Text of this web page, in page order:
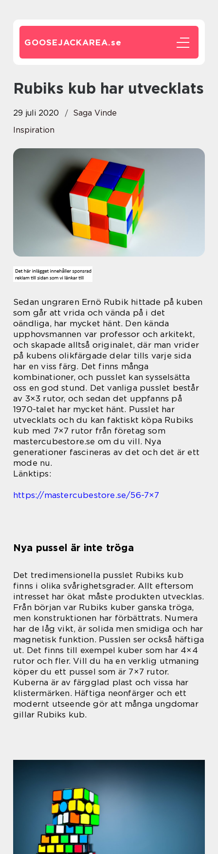
GOOSEJACKAREA.se
Rubiks kub har utvecklats
29 juli 2020
Saga Vinde
Inspiration
Sedan ungraren Ernö Rubik hittade på kuben
som går att vrida och vända på i det
oändliga, har mycket hänt. Den kända
upphovsmannen var professor och arkitekt,
och skapade alltså originalet, där man vrider
på kubens olikfärgade delar tills varje sida
har en viss färg. Det finns många
kombinationer, och pusslet kan sysselsätta
oss en god stund. Det vanliga pusslet består
av 3×3 rutor, och sedan det uppfanns på
1970-talet har mycket hänt. Pusslet har
utvecklats och du kan faktiskt köpa Rubiks
kub med 7×7 rutor från företag som
mastercubestore.se om du vill. Nya
generationer fascineras av det och det är ett
mode nu.
Länktips:
https://mastercubestore.se/56-7×7
Nya pussel är inte tröga
Det tredimensionella pusslet Rubiks kub
finns i olika svårighetsgrader. Allt eftersom
intresset har ökat måste produkten utvecklas.
Från början var Rubiks kuber ganska tröga,
men konstruktionen har förbättrats. Numera
har de låg vikt, är solida men smidiga och har
magnetisk funktion. Pusslen ser också häftiga
ut. Det finns till exempel kuber som har 4×4
rutor och fler. Vill du ha en verklig utmaning
köper du ett pussel som är 7×7 rutor.
Kuberna är av färgglad plast och vissa har
klistermärken. Häftiga neonfärger och ett
modernt utseende gör att många ungdomar
gillar Rubiks kub.